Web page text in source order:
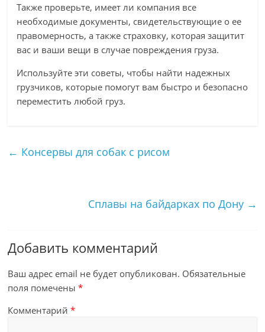
Также проверьте, имеет ли компания все
необходимые документы, свидетельствующие о ее
правомерность, а также страховку, которая защитит
вас и ваши вещи в случае повреждения груза.
Используйте эти советы, чтобы найти надежных
грузчиков, которые помогут вам быстро и безопасно
переместить любой груз.
← Консервы для собак с рисом
Сплавы на байдарках по Дону →
Добавить комментарий
Ваш адрес email не будет опубликован. Обязательные
поля помечены*
Комментарий*